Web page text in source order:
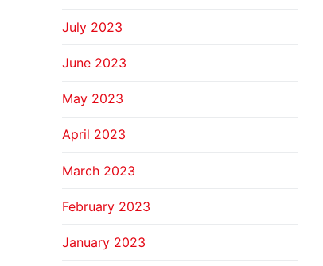
July 2023
June 2023
May 2023
April 2023
March 2023
February 2023
January 2023